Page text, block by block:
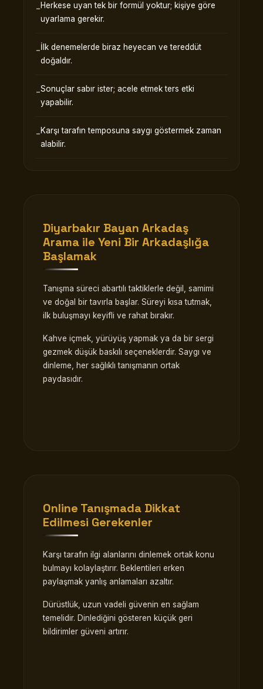
Herkese uyan tek bir formül yoktur; kişiye göre
uyarlama gerekir.
İlk denemelerde biraz heyecan ve tereddüt
doğaldır.
Sonuçlar sabır ister; acele etmek ters etki
yapabilir.
Karşı tarafın temposuna saygı göstermek zaman
alabilir.
Diyarbakır Bayan Arkadaş
Arama ile Yeni Bir Arkadaşlığa
Başlamak
Tanışma süreci abartılı taktiklerle değil, samimi
ve doğal bir tavırla başlar. Süreyi kısa tutmak,
ilk buluşmayı keyifli ve rahat bırakır.
Kahve içmek, yürüyüş yapmak ya da bir sergi
gezmek düşük baskılı seçeneklerdir. Saygı ve
dinleme, her sağlıklı tanışmanın ortak
paydasıdır.
Online Tanışmada Dikkat
Edilmesi Gerekenler
Karşı tarafın ilgi alanlarını dinlemek ortak konu
bulmayı kolaylaştırır. Beklentileri erken
paylaşmak yanlış anlamaları azaltır.
Dürüstlük, uzun vadeli güvenin en sağlam
temelidir. Dinlediğini gösteren küçük geri
bildirimler güveni artırır.